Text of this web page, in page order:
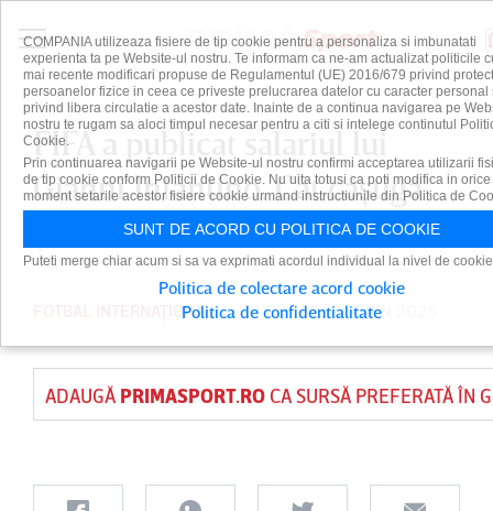
FIFA a publicat salariul lui
Gianni Infantino. Cât câştigă
şeful fotbalului
FOTBAL INTERNAȚIONAL PUBLICAT PE 12 IUN 2026
ADAUGĂ PRIMASPORT.ROCA SURSĂ PREFERATĂ ÎN
COMPANIA utilizeaza fisiere de tip cookie pentru a personaliza si imbunatati
experienta ta pe Website-ul nostru. Te informam ca ne-am actualizat politicile
mai recente modificari propuse de Regulamentul (UE) 2016/679 privind
persoanelor fizice in ceea ce priveste prelucrarea datelor cu caracter personal
privind libera circulatie a acestor date. Inainte de a continua navigarea pe
nostru te rugam sa aloci timpul necesar pentru a citi si intelege continutul
Cookie.
Prin continuarea navigarii pe Website-ul nostru confirmi acceptarea utilizarii
de tip cookie conform Politicii de Cookie. Nu uita totusi ca poti modifica in orice
moment setarile acestor fisiere cookie urmand instructiunile din Politica de
SUNT DE ACORD CU POLITICA DE COOKIE
Puteti merge chiar acum si sa va exprimati acordul individual la nivel de
Politica de colectare acord cookie
Politica de confidentialitate